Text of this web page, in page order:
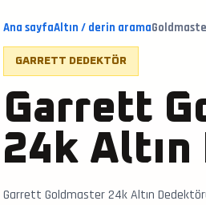
Ana sayfaAltın / derin arama
GARRETT DEDEKTÖR
Garrett
24k
Garrett Goldmaster 24k Altın